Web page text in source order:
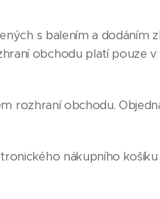
s balením a dodáním
obchodu platí pouze
rozhraní obchodu.
nákupního